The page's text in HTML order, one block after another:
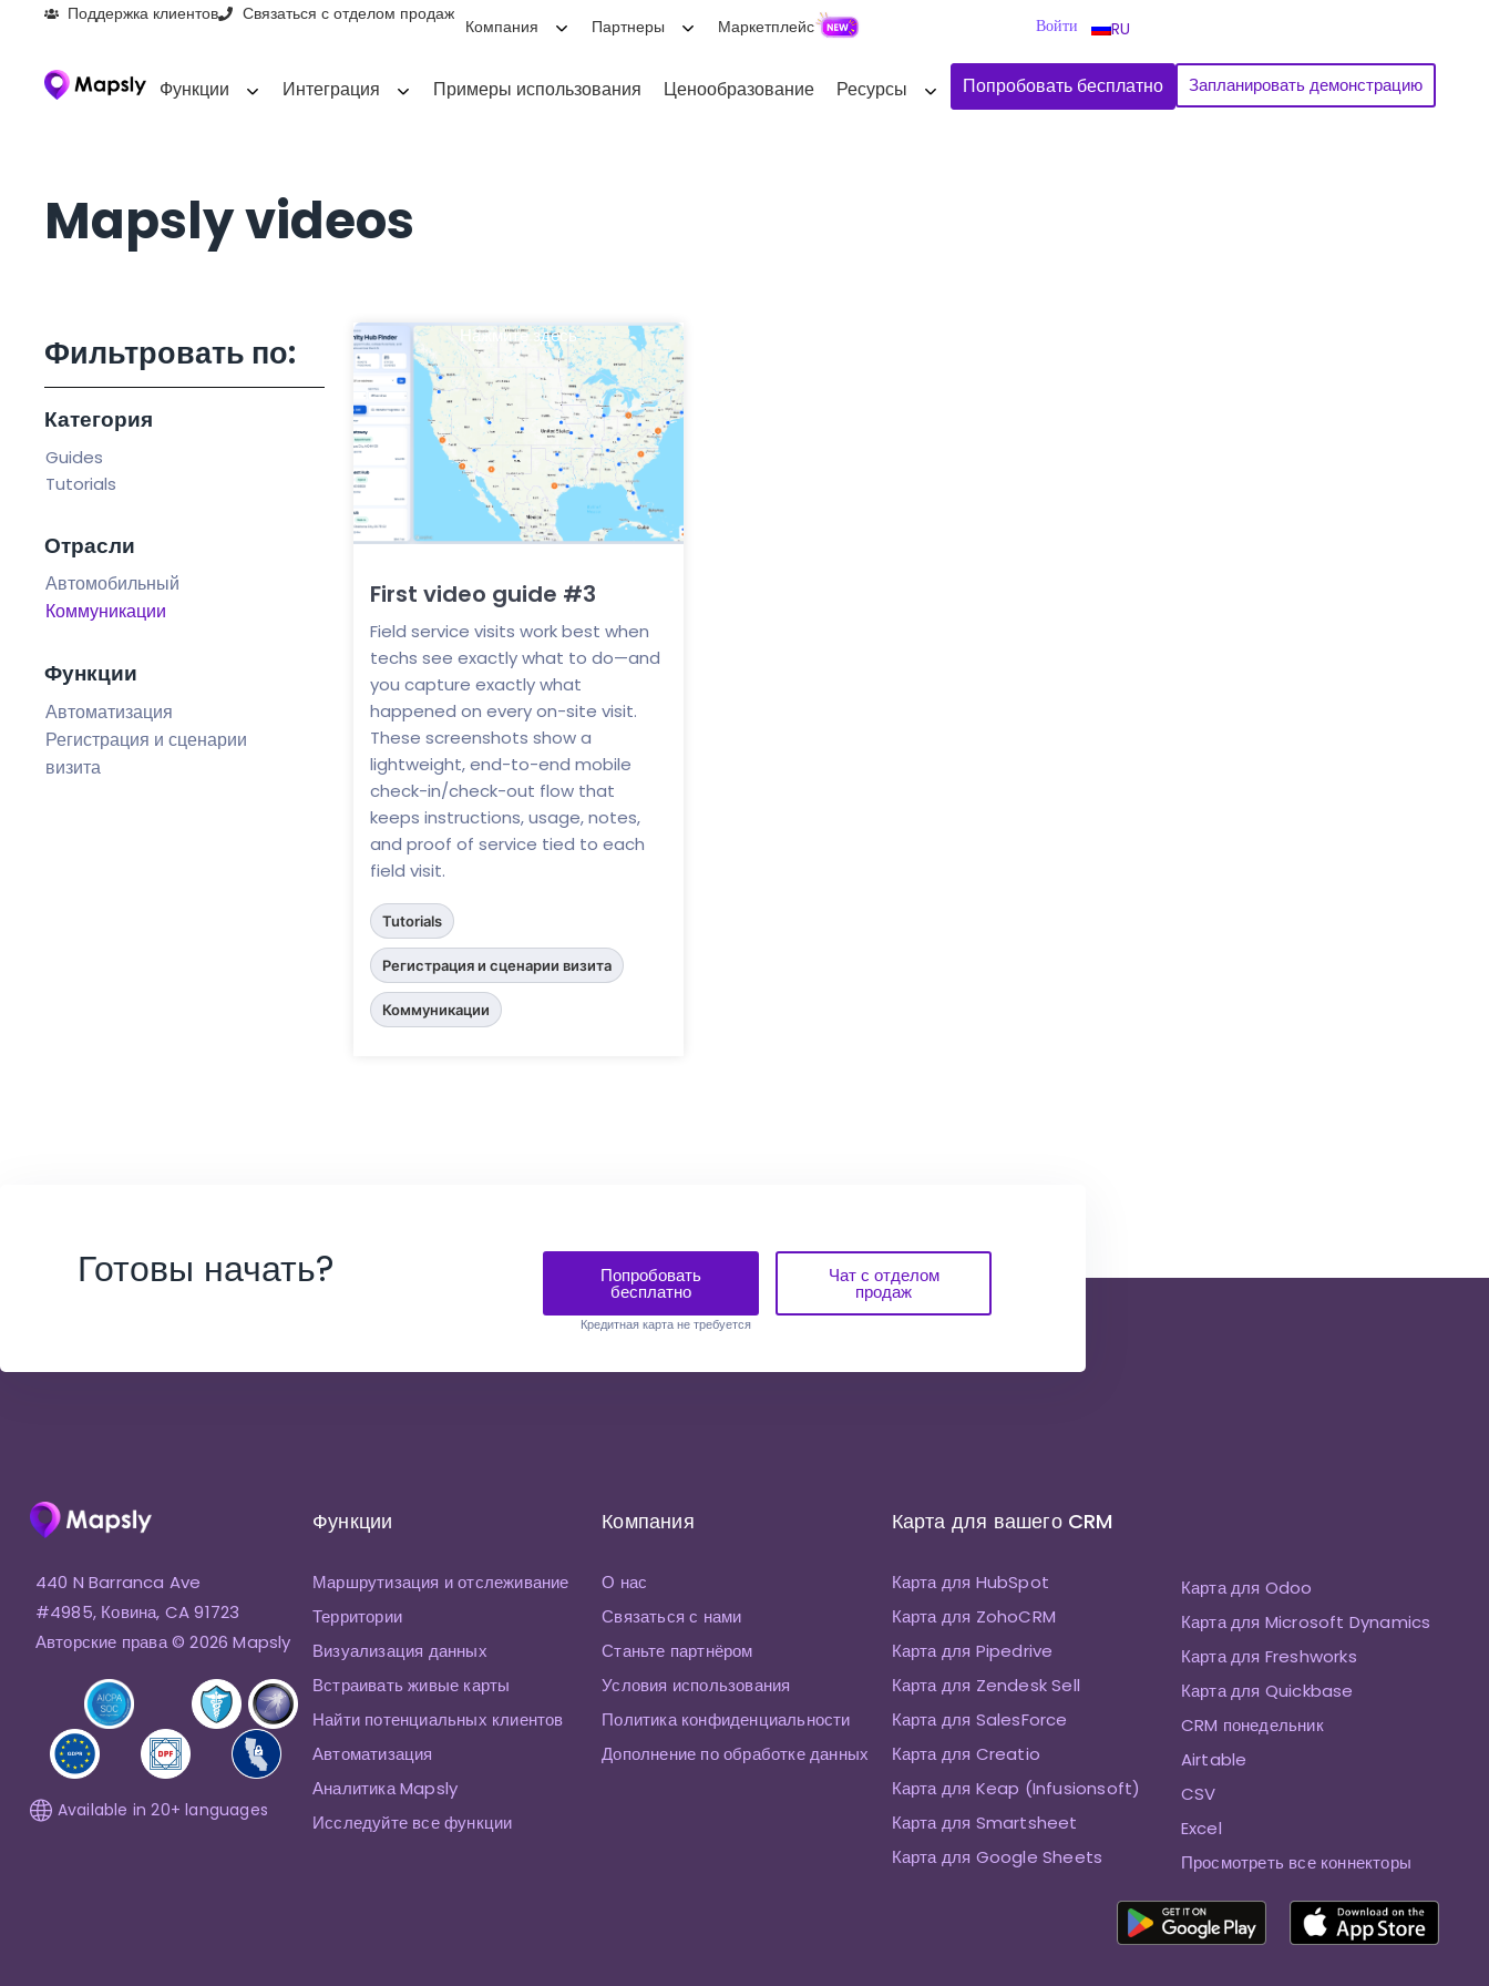
Поддержка клиентов Связаться с отделом продаж
Компания Партнеры Маркетплейс Войти RU
Функции Интеграция Примеры использования Ценообразование Ресурсы Попробовать бесплатно Запланировать демонстрацию
Mapsly videos
Фильтровать по:
Категория
Guides
Tutorials
Отрасли
Автомобильный
Коммуникации
Функции
Автоматизация
Регистрация и сценарии
визита
First video guide #3
Field service visits work best when
techs see exactly what to do—and
you capture exactly what
happened on every on-site visit.
These screenshots show a
lightweight, end-to-end mobile
check-in/check-out flow that
keeps instructions, usage, notes,
and proof of service tied to each
field visit.
Нажмите здесь
Tutorials
Регистрация и сценарии визита
Коммуникации
Готовы начать? Попробовать
бесплатно
Чат с отделом
продаж
Кредитная карта не требуется
440 N Barranca Ave
#4985, Ковина, CA 91723
Авторские права © 2026 Mapsly
Available in 20+ languages
Функции
Маршрутизация и отслеживание
Территории
Визуализация данных
Встраивать живые карты
Найти потенциальных клиентов
Автоматизация
Аналитика Mapsly
Исследуйте все функции
Компания
О нас
Связаться с нами
Станьте партнёром
Условия использования
Политика конфиденциальности
Дополнение по обработке данных
Карта для вашего CRM
Карта для HubSpot
Карта для ZohoCRM
Карта для Pipedrive
Карта для Zendesk Sell
Карта для SalesForce
Карта для Creatio
Карта для Keap (Infusionsoft)
Карта для Smartsheet
Карта для Google Sheets
Карта для Odoo
Карта для Microsoft Dynamics
Карта для Freshworks
Карта для Quickbase
CRM понедельник
Airtable
CSV
Excel
Просмотреть все коннекторы